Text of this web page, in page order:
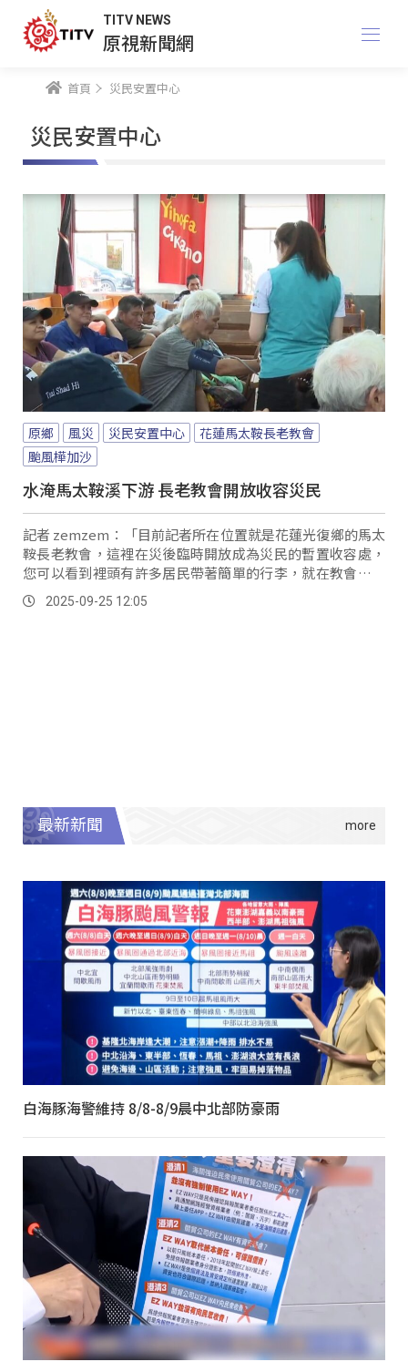
TITV NEWS
原視新聞網
首頁 災民安置中心
災民安置中心
原鄉 風災 災民安置中心
花蓮馬太鞍長老教會
颱風樺加沙
水淹馬太鞍溪下游 長老教會開放收容災民
記者 zemzem：「目前記者所在位置就是花蓮光復鄉的馬太
鞍長老教會，這裡在災後臨時開放成為災民的暫置收容處，
您可以看到裡頭有許多居民帶著簡單的行李，就在教會的長
椅和地板上暫時休息，現場也有來自花蓮門諾醫院的醫師來
為民眾義診，部落青年們則在教會外協助整理物資與發放食
2025-09-25 12:05
最新新聞
白海豚海警維持 8/8-8/9晨中北部防豪雨